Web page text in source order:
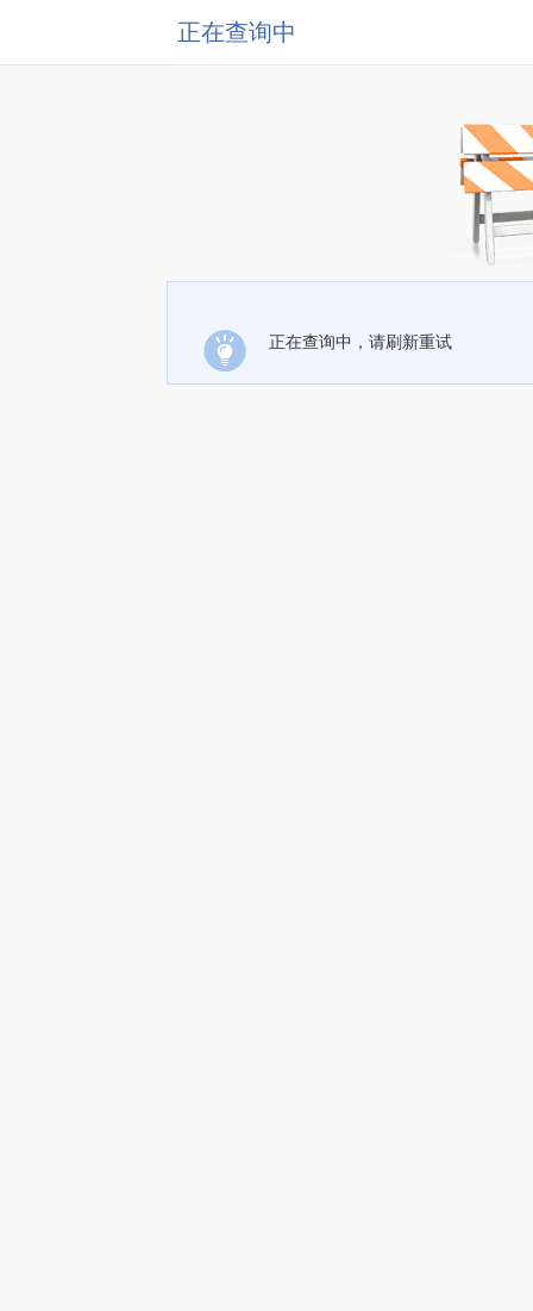
正在查询中
正在查询中，请刷新重试